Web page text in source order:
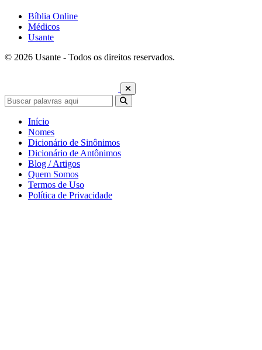
Bíblia Online
Médicos
Usante
© 2026 Usante - Todos os direitos reservados.
Início
Nomes
Dicionário de Sinônimos
Dicionário de Antônimos
Blog / Artigos
Quem Somos
Termos de Uso
Política de Privacidade